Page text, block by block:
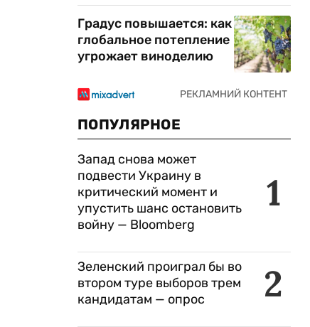
Градус повышается: как
глобальное потепление
угрожает виноделию
ПОПУЛЯРНОЕ
1
Запад снова может
подвести Украину в
критический момент и
упустить шанс остановить
войну — Bloomberg
2
Зеленский проиграл бы во
втором туре выборов трем
кандидатам — опрос